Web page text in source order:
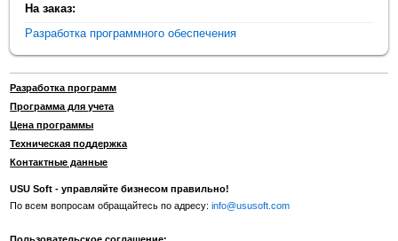
На заказ:
Разработка программного обеспечения
Разработка программ
Программа для учета
Цена программы
Техническая поддержка
Контактные данные
USU Soft - управляйте бизнесом правильно!
По всем вопросам обращайтесь по адресу:info@ususoft.com